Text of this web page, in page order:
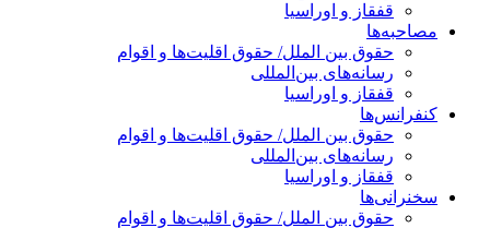
قفقاز و اوراسیا
مصاحبه‌ها
حقوق بین الملل/ حقوق اقلیت‌ها و اقوام
رسانه‌های بین‌المللی
قفقاز و اوراسیا
کنفرانس‌ها
حقوق بین الملل/ حقوق اقلیت‌ها و اقوام
رسانه‌های بین‌المللی
قفقاز و اوراسیا
سخنرانی‌ها
حقوق بین الملل/ حقوق اقلیت‌ها و اقوام